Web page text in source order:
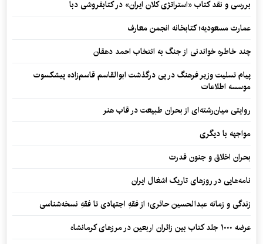
بررسی و نقد کتاب «استراتژی کلان ایران» در کتابفروشی دبا
عمارت مسعودیه؛ کتابخانه انجمن معارف
چند خاطره خواندنی از جنگ به انتخاب احمد دهقان
پیام تسلیت وزیر فرهنگ در پی درگذشت ابوالقاسم قاسم‌زاده پیشکسوت
موسسه اطلاعات
روایتی میان‌رشته‌ای از بحران طبیعت در قاب هنر
مواجهه با دیگری
بحران اخلاق و جنون قدرت
نامه‌هایی در روزهای تاریک اشغال ایران
زندگی و زمانه عبدالحسین حائری؛ از فقهِ اجتهادی تا فقهِ نسخه‌شناسی
عرضه ۱۰۰۰ جلد کتاب بین زائران اربعین در مرزهای کرمانشاه